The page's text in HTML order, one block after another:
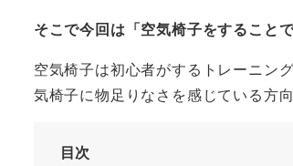
そこで今回は「空気椅子をすること
空気椅子は初心者がするトレーニン
気椅子に物足りなさを感じている方
目次